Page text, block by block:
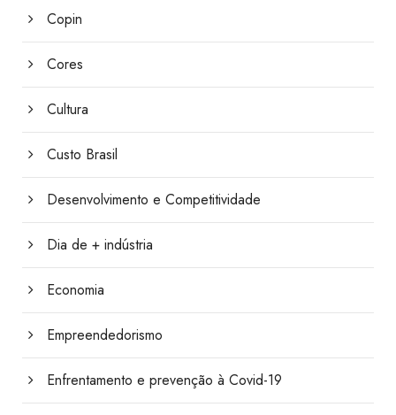
Copin
Cores
Cultura
Custo Brasil
Desenvolvimento e Competitividade
Dia de + indústria
Economia
Empreendedorismo
Enfrentamento e prevenção à Covid-19